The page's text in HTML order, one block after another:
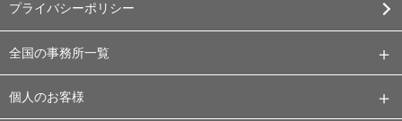
プライバシーポリシー
全国の事務所一覧
個人のお客様